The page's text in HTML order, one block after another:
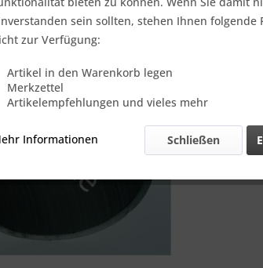
sein sollten, stehen Ihnen folgende
zur Verfügung:
Artikel in den Warenkorb legen
Merkzettel
Artikelempfehlungen und vieles mehr
Informationen Schließen